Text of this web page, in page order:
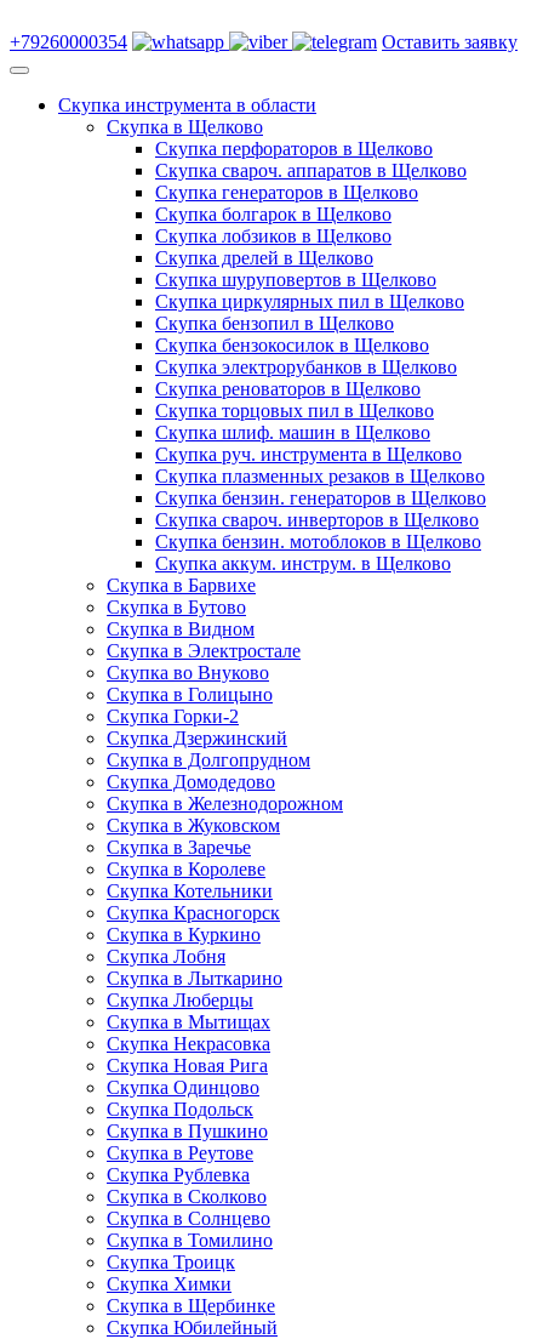
+79260000354 Оставить заявку
Скупка инструмента в области
Скупка в Щелково
Скупка перфораторов в Щелково
Скупка свароч. аппаратов в Щелково
Скупка генераторов в Щелково
Скупка болгарок в Щелково
Скупка лобзиков в Щелково
Скупка дрелей в Щелково
Скупка шуруповертов в Щелково
Скупка циркулярных пил в Щелково
Скупка бензопил в Щелково
Скупка бензокосилок в Щелково
Скупка электрорубанков в Щелково
Скупка реноваторов в Щелково
Скупка торцовых пил в Щелково
Скупка шлиф. машин в Щелково
Скупка руч. инструмента в Щелково
Скупка плазменных резаков в Щелково
Скупка бензин. генераторов в Щелково
Скупка свароч. инверторов в Щелково
Скупка бензин. мотоблоков в Щелково
Скупка аккум. инструм. в Щелково
Скупка в Барвихе
Скупка в Бутово
Скупка в Видном
Скупка в Электростале
Скупка во Внуково
Скупка в Голицыно
Скупка Горки-2
Скупка Дзержинский
Скупка в Долгопрудном
Скупка Домодедово
Скупка в Железнодорожном
Скупка в Жуковском
Скупка в Заречье
Скупка в Королеве
Скупка Котельники
Скупка Красногорск
Скупка в Куркино
Скупка Лобня
Скупка в Лыткарино
Скупка Люберцы
Скупка в Мытищах
Скупка Некрасовка
Скупка Новая Рига
Скупка Одинцово
Скупка Подольск
Скупка в Пушкино
Скупка в Реутове
Скупка Рублевка
Скупка в Сколково
Скупка в Солнцево
Скупка в Томилино
Скупка Троицк
Скупка Химки
Скупка в Щербинке
Скупка Юбилейный